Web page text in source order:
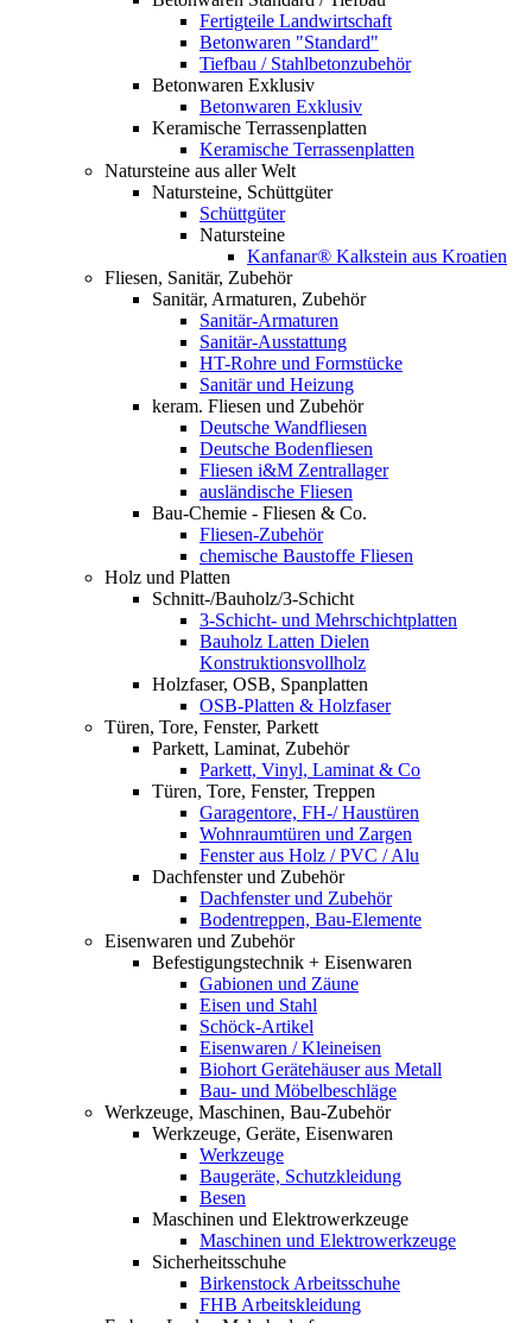
Fertigteile Landwirtschaft
Betonwaren "Standard"
Tiefbau / Stahlbetonzubehör
Betonwaren Exklusiv
Betonwaren Exklusiv
Keramische Terrassenplatten
Keramische Terrassenplatten
Natursteine aus aller Welt
Natursteine, Schüttgüter
Schüttgüter
Natursteine
Kanfanar® Kalkstein aus Kroatien
Fliesen, Sanitär, Zubehör
Sanitär, Armaturen, Zubehör
Sanitär-Armaturen
Sanitär-Ausstattung
HT-Rohre und Formstücke
Sanitär und Heizung
keram. Fliesen und Zubehör
Deutsche Wandfliesen
Deutsche Bodenfliesen
Fliesen i&M Zentrallager
ausländische Fliesen
Bau-Chemie - Fliesen & Co.
Fliesen-Zubehör
chemische Baustoffe Fliesen
Holz und Platten
Schnitt-/Bauholz/3-Schicht
3-Schicht- und Mehrschichtplatten
Bauholz Latten Dielen
Konstruktionsvollholz
Holzfaser, OSB, Spanplatten
OSB-Platten & Holzfaser
Türen, Tore, Fenster, Parkett
Parkett, Laminat, Zubehör
Parkett, Vinyl, Laminat & Co
Türen, Tore, Fenster, Treppen
Garagentore, FH-/ Haustüren
Wohnraumtüren und Zargen
Fenster aus Holz / PVC / Alu
Dachfenster und Zubehör
Dachfenster und Zubehör
Bodentreppen, Bau-Elemente
Eisenwaren und Zubehör
Befestigungstechnik + Eisenwaren
Gabionen und Zäune
Eisen und Stahl
Schöck-Artikel
Eisenwaren / Kleineisen
Biohort Gerätehäuser aus Metall
Bau- und Möbelbeschläge
Werkzeuge, Maschinen, Bau-Zubehör
Werkzeuge, Geräte, Eisenwaren
Werkzeuge
Baugeräte, Schutzkleidung
Besen
Maschinen und Elektrowerkzeuge
Maschinen und Elektrowerkzeuge
Sicherheitsschuhe
Birkenstock Arbeitsschuhe
FHB Arbeitskleidung